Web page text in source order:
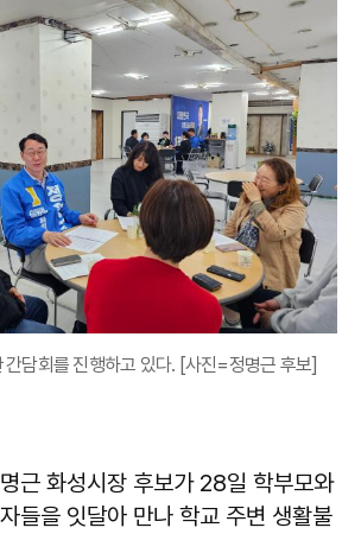
간담회를 진행하고 있다. [사진=정명근 후보]
근 화성시장 후보가 28일 학부모와
들을 잇달아 만나 학교 주변 생활불